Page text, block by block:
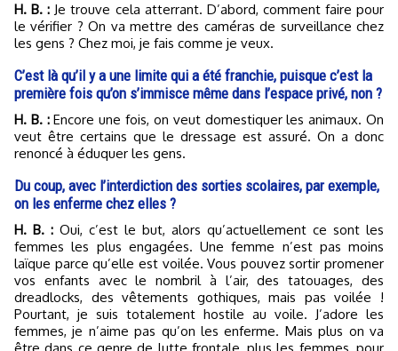
H. B. : Je trouve cela atterrant. D’abord, comment faire pour
le vérifier ? On va mettre des caméras de surveillance chez
les gens ? Chez moi, je fais comme je veux.
C’est là qu’il y a une limite qui a été franchie, puisque c’est la
première fois qu’on s’immisce même dans l’espace privé, non ?
H. B. :Encore une fois, on veut domestiquer les animaux. On
veut être certains que le dressage est assuré. On a donc
renoncé à éduquer les gens.
Du coup, avec l’interdiction des sorties scolaires, par exemple,
on les enferme chez elles ?
H. B. : Oui, c’est le but, alors qu’actuellement ce sont les
femmes les plus engagées. Une femme n’est pas moins
laïque parce qu’elle est voilée. Vous pouvez sortir promener
vos enfants avec le nombril à l’air, des tatouages, des
dreadlocks, des vêtements gothiques, mais pas voilée !
Pourtant, je suis totalement hostile au voile. J’adore les
femmes, je n’aime pas qu’on les enferme. Mais plus on va